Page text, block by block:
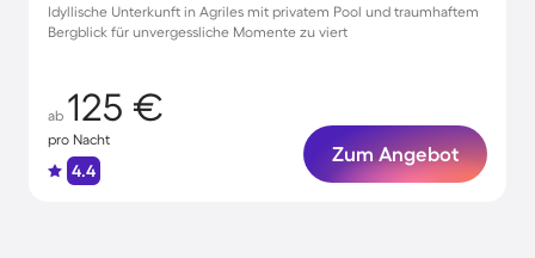
Idyllische Unterkunft in Agriles mit privatem Pool und traumhaftem
Bergblick für unvergessliche Momente zu viert
ab 125 €
pro Nacht
4.4
Zum Angebot